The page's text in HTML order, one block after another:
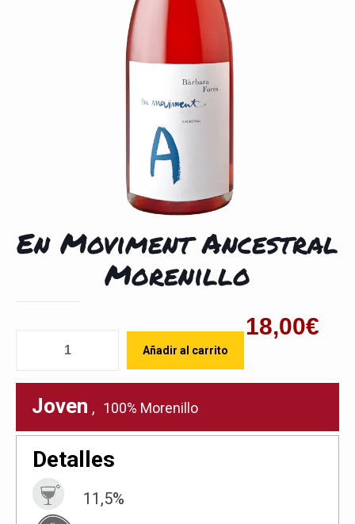
En Moviment Ancestral
Morenillo
18,00€
Añadir al carrito
Joven , 100% Morenillo
Detalles
11,5%